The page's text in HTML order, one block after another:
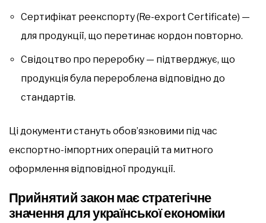
Сертифікат реекспорту (Re-export Certificate) —
для продукції, що перетинає кордон повторно.
Свідоцтво про переробку — підтверджує, що
продукція була перероблена відповідно до
стандартів.
Ці документи стануть обов’язковими під час
експортно-імпортних операцій та митного
оформлення відповідної продукції.
Прийнятий закон має стратегічне
значення для української економіки